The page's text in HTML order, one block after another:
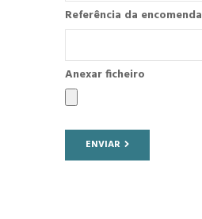
Referência da encomenda
Anexar ficheiro
ENVIAR